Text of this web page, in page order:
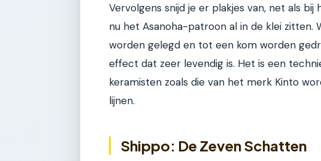
Vervolgens snijd je er plakjes van, net als
nu het Asanoha-patroon al in de klei zitten.
worden gelegd en tot een kom worden
effect dat zeer levendig is. Het is een
keramisten zoals die van het merk Kinto
lijnen.
Shippo: De Zeven Schatten